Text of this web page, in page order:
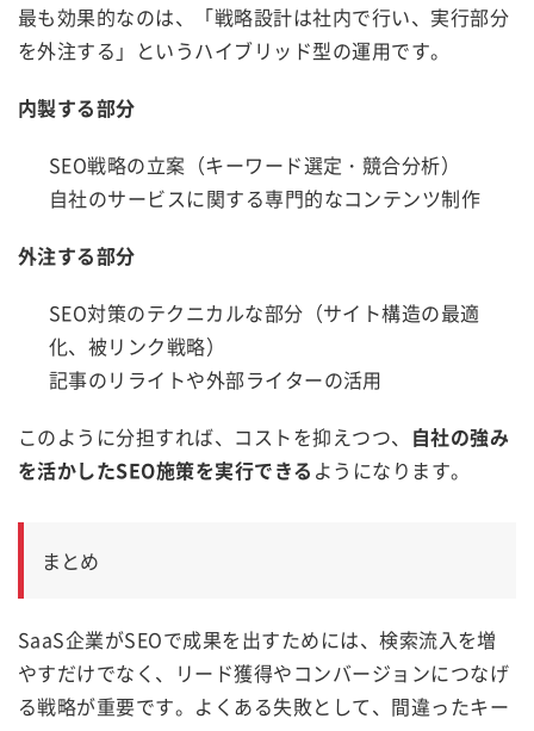
最も効果的なのは、「戦略設計は社内で行い、実行部分
を外注する」というハイブリッド型の運用です。
内製する部分
SEO戦略の立案（キーワード選定・競合分析）
自社のサービスに関する専門的なコンテンツ制作
外注する部分
SEO対策のテクニカルな部分（サイト構造の最適
化、被リンク戦略）
記事のリライトや外部ライターの活用
このように分担すれば、コストを抑えつつ、 自社の強み
を活かしたSEO施策を実行できる ようになります。
まとめ
SaaS企業がSEOで成果を出すためには、検索流入を増
やすだけでなく、リード獲得やコンバージョンにつなげ
る戦略が重要です。よくある失敗として、間違ったキー